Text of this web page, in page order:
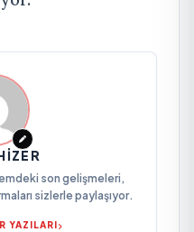
son gelişmeleri,
sizlerle paylaşıyor.
YAZILARI